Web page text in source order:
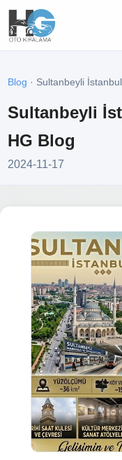
Blog · Sultanbeyli
Sultanbeyli
HG Blog
2024-11-17